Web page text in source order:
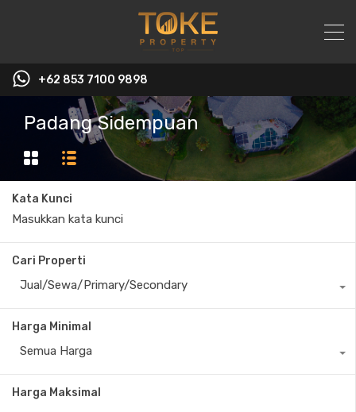
+62 853 7100 9898‬
Padang Sidempuan
Kata Kunci
Cari Properti
Jual/Sewa/Primary/Secondary
Harga Minimal
Semua Harga
Harga Maksimal